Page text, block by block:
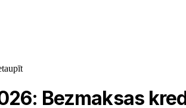
Bezmaksas